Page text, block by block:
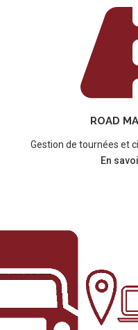
ROAD
Gestion de tournées et
En